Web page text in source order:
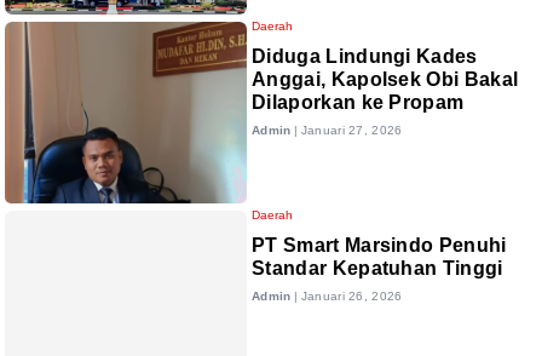
Daerah
‎Diduga Lindungi Kades
Anggai, Kapolsek Obi Bakal
Dilaporkan ke Propam
Admin | Januari 27, 2026
Daerah
PT Smart Marsindo Penuhi
Standar Kepatuhan Tinggi
Admin | Januari 26, 2026